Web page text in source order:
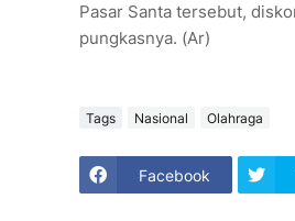
Pasar Santa tersebut,
pungkasnya. (Ar)
Tags Nasional Olahraga
Facebook